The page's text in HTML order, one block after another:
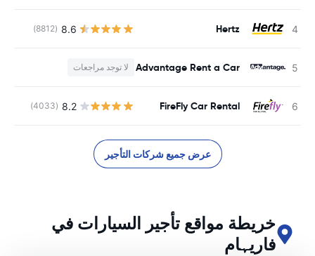
Hertz
8.6
(8812)
Advantage Rent a Car لا توجد مراجعات
FireFly Car Rental
8.2
(4033)
عرض جميع شركات التأجير
خريطة مواقع تأجير السيارات في
فاریہام